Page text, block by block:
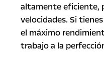
altamente eficiente,
velocidades. Si
el máximo
trabajo a la